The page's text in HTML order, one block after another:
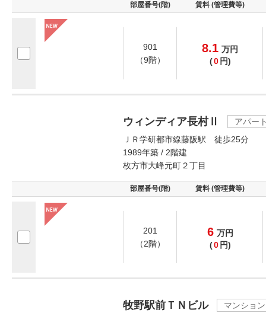
部屋番号(階) 賃料 (管理費等)
901
（9階）
8.1 万円
(0 円)
ウィンディア長村Ⅱ
アパー
ＪＲ学研都市線藤阪駅 徒歩25分
1989年築 / 2階建
枚方市大峰元町２丁目
部屋番号(階) 賃料 (管理費等)
201
（2階）
6 万円
(0 円)
牧野駅前ＴＮビル
マンション